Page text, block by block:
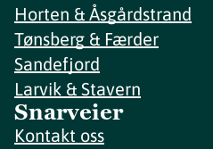
Horten & Åsgårdstrand
Tønsberg & Færder
Sandefjord
Larvik & Stavern
Snarveier
Kontakt oss